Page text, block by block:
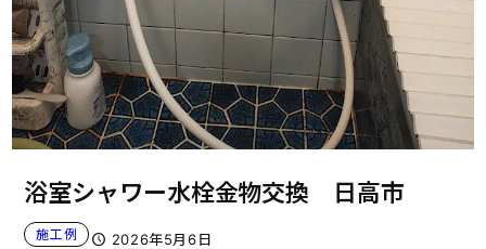
浴室シャワー水栓金物交換 日高市
施工例 2026年5月6日